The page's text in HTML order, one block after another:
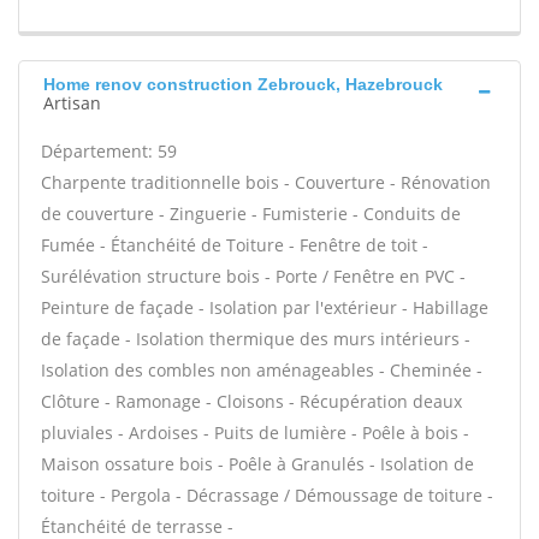
Home renov construction Zebrouck, Hazebrouck
Artisan
Département: 59
Charpente traditionnelle bois - Couverture - Rénovation
de couverture - Zinguerie - Fumisterie - Conduits de
Fumée - Étanchéité de Toiture - Fenêtre de toit -
Surélévation structure bois - Porte / Fenêtre en PVC -
Peinture de façade - Isolation par l'extérieur - Habillage
de façade - Isolation thermique des murs intérieurs -
Isolation des combles non aménageables - Cheminée -
Clôture - Ramonage - Cloisons - Récupération deaux
pluviales - Ardoises - Puits de lumière - Poêle à bois -
Maison ossature bois - Poêle à Granulés - Isolation de
toiture - Pergola - Décrassage / Démoussage de toiture -
Étanchéité de terrasse -